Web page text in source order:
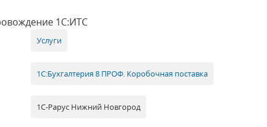
1С:ИТС
Услуги
1С:Бухгалтерия 8 ПРОФ. Коробочная поставка
1С-Рарус Нижний Новгород